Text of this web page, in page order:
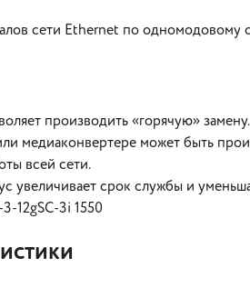
сети Ethernet по одномодовому
производить «горячую» замену.
медиаконвертере может быть
всей сети.
увеличивает срок службы и
12gSC-3i 1550